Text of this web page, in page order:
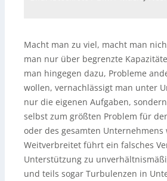
Macht man zu viel, macht man
man nur über begrenzte
man hingegen dazu, Probleme
wollen, vernachlässigt man unter
nur die eigenen Aufgaben,
selbst zum größten Problem für
oder des gesamten Unternehmens
Weitverbreitet führt ein falsches
Unterstützung zu
und teils sogar Turbulenzen in